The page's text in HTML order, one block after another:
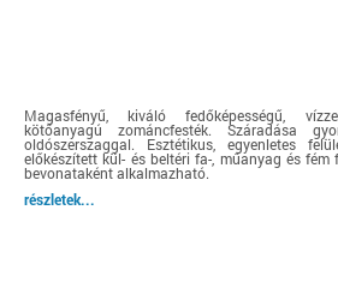
Magasfényű, kiváló fedőképességű,
kötőanyagú zománcfesték. Száradása
oldószerszaggal. Esztétikus, egyenletes
előkészített kül- és beltéri fa-, műanyag és fém
bevonataként alkalmazható.
részletek...